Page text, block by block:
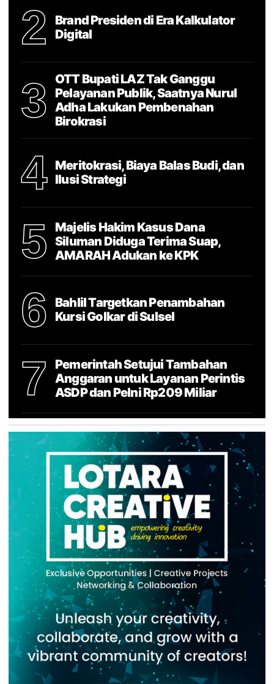
2
Brand Presiden di Era Kalkulator
Digital
3
OTT Bupati LAZ Tak Ganggu
Pelayanan Publik, Saatnya Nurul
Adha Lakukan Pembenahan
Birokrasi
4
Meritokrasi, Biaya Balas Budi, dan
Ilusi Strategi
5
Majelis Hakim Kasus Dana
Siluman Diduga Terima Suap,
AMARAH Adukan ke KPK
6
Bahlil Targetkan Penambahan
Kursi Golkar di Sulsel
7
Pemerintah Setujui Tambahan
Anggaran untuk Layanan Perintis
ASDP dan Pelni Rp209 Miliar